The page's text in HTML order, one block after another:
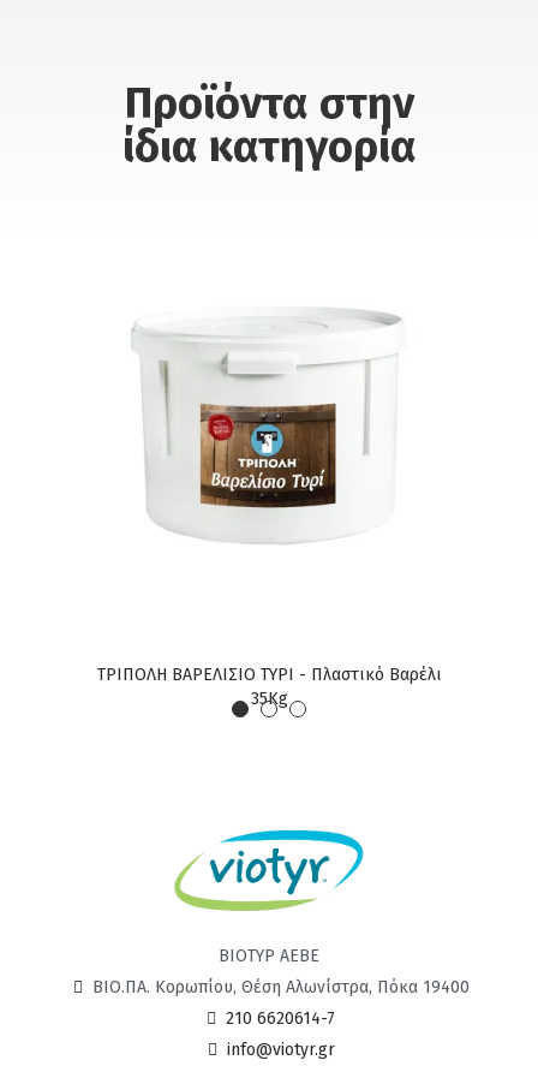
Προϊόντα στην
ίδια κατηγορία
ΤΡΙΠΟΛΗ ΒΑΡΕΛΙΣΙΟ ΤΥΡΙ - Πλαστικό Βαρέλι
35Kg
ΒΙΟΤΥΡ ΑΕΒΕ
ΒΙΟ.ΠΑ. Κορωπίου, Θέση Αλωνίστρα, Πόκα 19400
210 6620614-7
info@viotyr.gr